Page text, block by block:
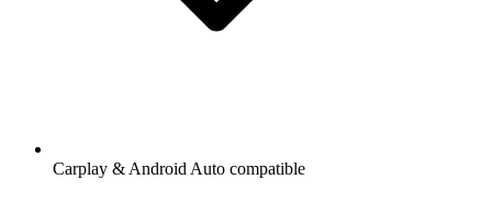
Carplay & Android Auto compatible